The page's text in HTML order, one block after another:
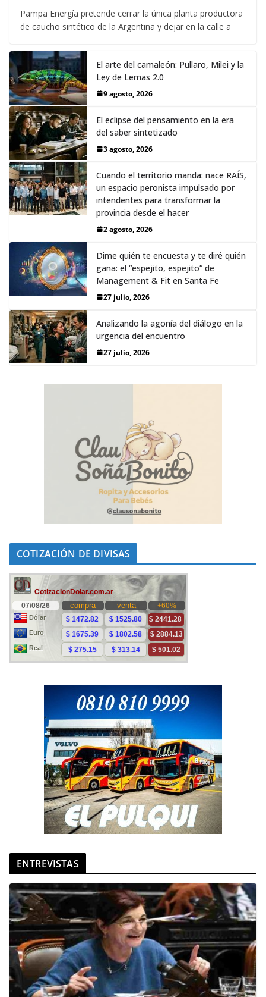
Pampa Energía pretende cerrar la única planta productora
de caucho sintético de la Argentina y dejar en la calle a
El arte del camaleón: Pullaro, Milei y la
Ley de Lemas 2.0
9 agosto, 2026
El eclipse del pensamiento en la era
del saber sintetizado
3 agosto, 2026
Cuando el territorio manda: nace RAÍS,
un espacio peronista impulsado por
intendentes para transformar la
provincia desde el hacer
2 agosto, 2026
Dime quién te encuesta y te diré quién
gana: el “espejito, espejito” de
Management & Fit en Santa Fe
27 julio, 2026
Analizando la agonía del diálogo en la
urgencia del encuentro
27 julio, 2026
COTIZACIÓN DE DIVISAS
ENTREVISTAS